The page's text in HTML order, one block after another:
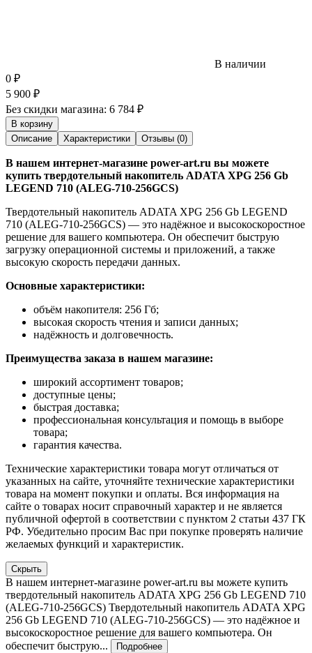
В наличии
0 ₽
5 900 ₽
Без скидки магазина: 6 784 ₽
В корзину
Описание
Характеристики Отзывы (0)
В нашем интернет-магазине power-art.ru вы можете
купить твердотельный накопитель ADATA XPG 256 Gb
LEGEND 710 (ALEG-710-256GCS)
Твердотельный накопитель ADATA XPG 256 Gb LEGEND
710 (ALEG-710-256GCS) — это надёжное и высокоскоростное
решение для вашего компьютера. Он обеспечит быструю
загрузку операционной системы и приложений, а также
высокую скорость передачи данных.
Основные характеристики:
объём накопителя: 256 Гб;
высокая скорость чтения и записи данных;
надёжность и долговечность.
Преимущества заказа в нашем магазине:
широкий ассортимент товаров;
доступные цены;
быстрая доставка;
профессиональная консультация и помощь в выборе
товара;
гарантия качества.
Технические характеристики товара могут отличаться от
указанных на сайте, уточняйте технические характеристики
товара на момент покупки и оплаты. Вся информация на
сайте о товарах носит справочный характер и не является
публичной офертой в соответствии с пунктом 2 статьи 437 ГК
РФ. Убедительно просим Вас при покупке проверять наличие
желаемых функций и характеристик.
Скрыть
В нашем интернет-магазине power-art.ru вы можете купить
твердотельный накопитель ADATA XPG 256 Gb LEGEND 710
(ALEG-710-256GCS) Твердотельный накопитель ADATA XPG
256 Gb LEGEND 710 (ALEG-710-256GCS) — это надёжное и
высокоскоростное решение для вашего компьютера. Он
обеспечит быструю...
Подробнее